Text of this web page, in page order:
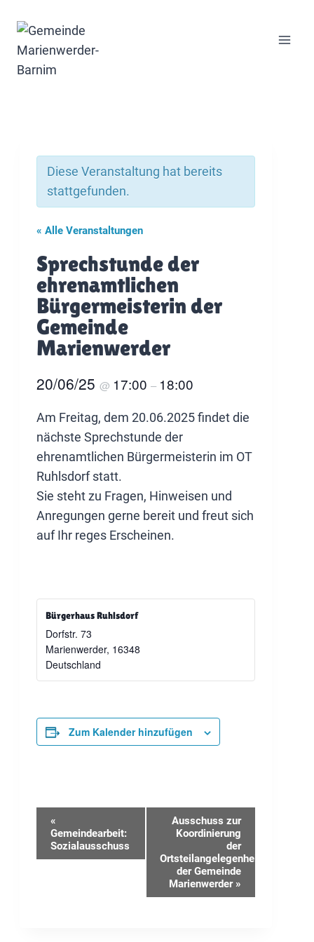
Inhalt
springen
Diese Veranstaltung hat bereits
stattgefunden.
« Alle Veranstaltungen
Sprechstunde der
ehrenamtlichen
Bürgermeisterin der
Gemeinde
Marienwerder
20/06/25 @ 17:00 – 18:00
Am Freitag, dem 20.06.2025 findet die
nächste Sprechstunde der
ehrenamtlichen Bürgermeisterin im OT
Ruhlsdorf statt.
Sie steht zu Fragen, Hinweisen und
Anregungen gerne bereit und freut sich
auf Ihr reges Erscheinen.
Bürgerhaus Ruhlsdorf
Dorfstr. 73
Marienwerder, 16348
Deutschland
Zum Kalender hinzufügen
Veranstaltung-
Navigation
«
Gemeindearbeit:
Sozialausschuss
Ausschuss zur
Koordinierung
der
Ortsteilangelegenheiten
der Gemeinde
Marienwerder »